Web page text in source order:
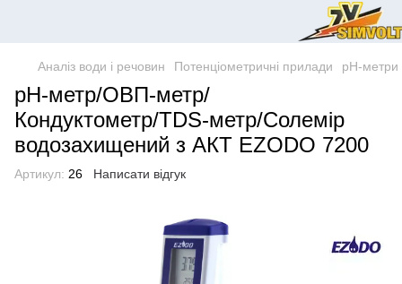
Аналіз води і речовин Потенціометричні прилади pH-метри
рН-метр/ОВП-метр/
Кондуктометр/TDS-метр/Солемір
водозахищений з АКТ EZODO 7200
Артикул: 26 Написати відгук